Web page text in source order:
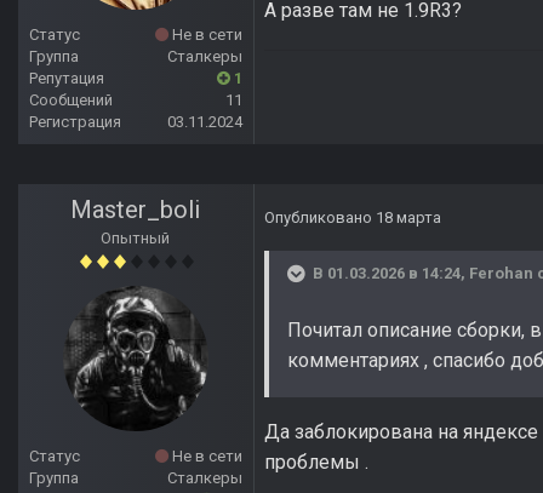
Статус
Не в сети
Группа
Сталкеры
Репутация
1
Сообщений
11
Регистрация
03.11.2024
А разве там не 1.9R3?
Master_boli
Опытный
Статус
Не в сети
Группа
Сталкеры
Опубликовано 18 марта
В 01.03.2026 в 14:24, Ferohan
Почитал описание сборки,
комментариях , спасибо
Да заблокирована на
проблемы .